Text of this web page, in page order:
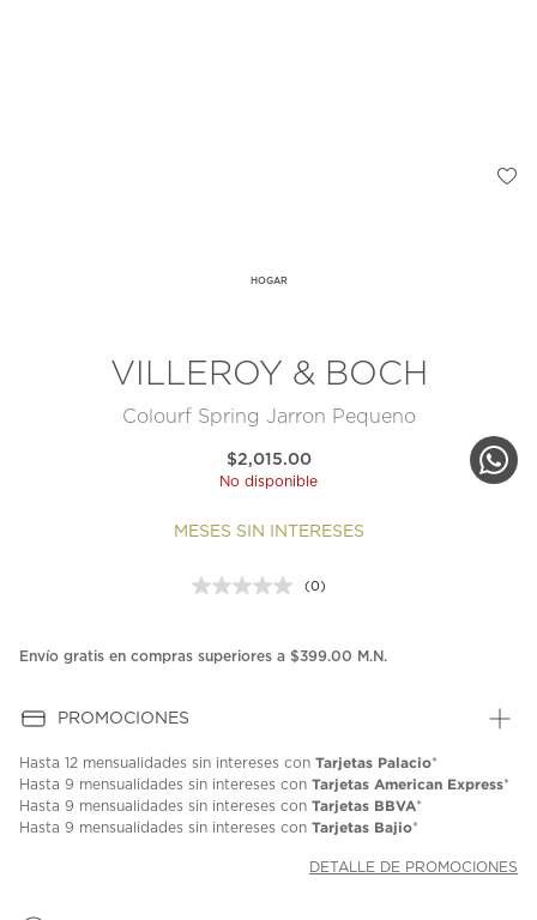
HOGAR
VILLEROY & BOCH
Colourf Spring Jarron Pequeno
$2,015.00
No disponible
MESES SIN INTERESES
Sin
en
(0)
Envío gratis en compras superiores a $399.00 M.N.
PROMOCIONES
Hasta 12 mensualidades sin intereses con Tarjetas Palacio*
Hasta 9 mensualidades sin intereses con Tarjetas American Express*
Hasta 9 mensualidades sin intereses con Tarjetas BBVA*
Hasta 9 mensualidades sin intereses con Tarjetas Bajio*
DETALLE DE PROMOCIONES